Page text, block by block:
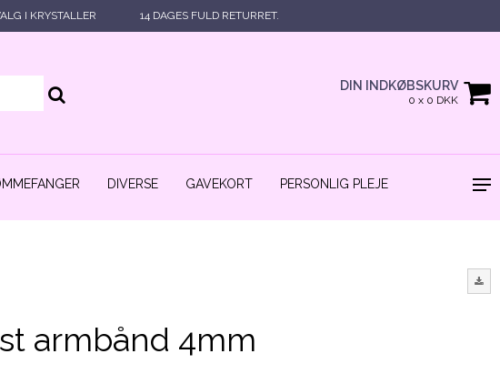
I KRYSTALLER 14 DAGES FULD RETURRET.
DIN INDKØBSKURV
0 x 0 DKK
DIVERSE GAVEKORT PERSONLIG PLEJE
armbånd 4mm